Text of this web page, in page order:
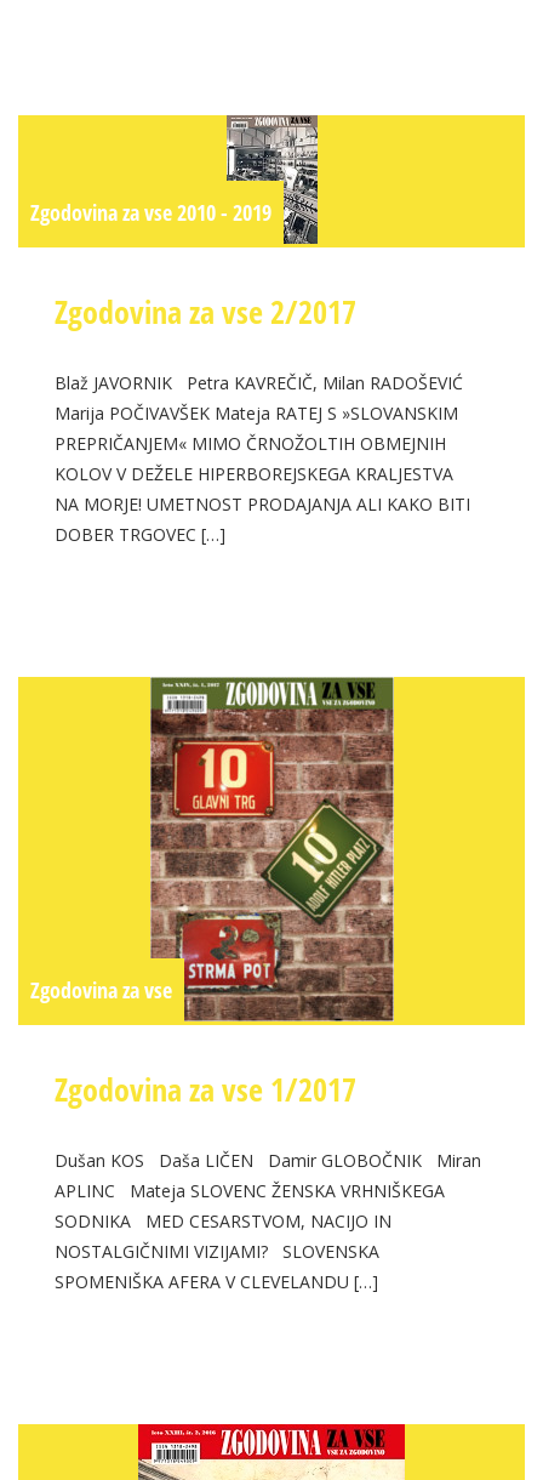
Zgodovina za vse 2010 - 2019
Zgodovina za vse 2/2017
Blaž JAVORNIK Petra KAVREČIČ, Milan RADOŠEVIĆ
Marija POČIVAVŠEK Mateja RATEJ S »SLOVANSKIM
PREPRIČANJEM« MIMO ČRNOŽOLTIH OBMEJNIH
KOLOV V DEŽELE HIPERBOREJSKEGA KRALJESTVA
NA MORJE! UMETNOST PRODAJANJA ALI KAKO BITI
DOBER TRGOVEC […]
Zgodovina za vse
Zgodovina za vse 1/2017
Dušan KOS Daša LIČEN Damir GLOBOČNIK Miran
APLINC Mateja SLOVENC ŽENSKA VRHNIŠKEGA
SODNIKA MED CESARSTVOM, NACIJO IN
NOSTALGIČNIMI VIZIJAMI? SLOVENSKA
SPOMENIŠKA AFERA V CLEVELANDU […]